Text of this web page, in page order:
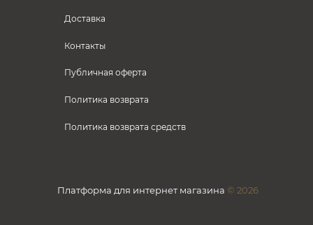
Доставка
Контакты
Публичная оферта
Политика возврата
Политика возврата средств
Платформа для интернет магазина © 2026